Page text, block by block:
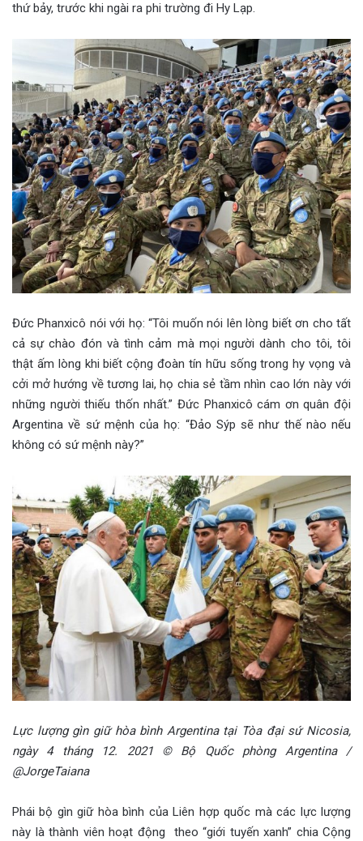
thứ bảy, trước khi ngài ra phi trường đi Hy Lạp.
Đức Phanxicô nói với họ: “Tôi muốn nói lên lòng biết ơn cho tất
cả sự chào đón và tình cảm mà mọi người dành cho tôi, tôi
thật ấm lòng khi biết cộng đoàn tín hữu sống trong hy vọng và
cởi mở hướng về tương lai, họ chia sẻ tầm nhìn cao lớn này với
những người thiếu thốn nhất.” Đức Phanxicô cám ơn quân đội
Argentina về sứ mệnh của họ: “Đảo Sýp sẽ như thế nào nếu
không có sứ mệnh này?”
Lực lượng gìn giữ hòa bình Argentina tại Tòa đại sứ Nicosia,
ngày 4 tháng 12. 2021 © Bộ Quốc phòng Argentina /
@JorgeTaiana
Phái bộ gìn giữ hòa bình của Liên hợp quốc mà các lực lượng
này là thành viên hoạt động theo “giới tuyến xanh” chia Cộng